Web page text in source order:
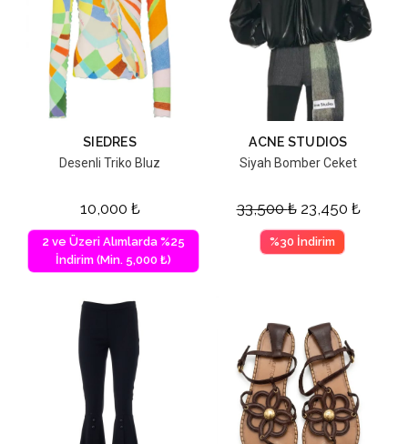
SIEDRES
Desenli Triko Bluz
10,000 ₺
2 ve Üzeri Alımlarda %25
İndirim (Min. 5,000 ₺)
ACNE STUDIOS
Siyah Bomber Ceket
33,500₺ 23,450 ₺
%30 İndirim